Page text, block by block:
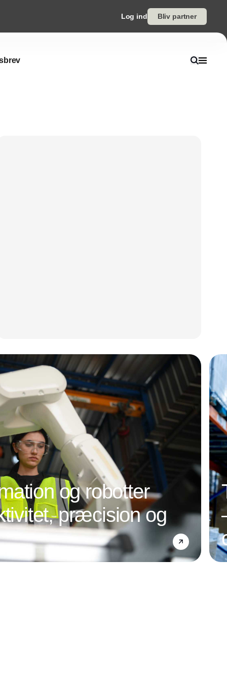
Log ind Bliv partner
og robotter
præcision og